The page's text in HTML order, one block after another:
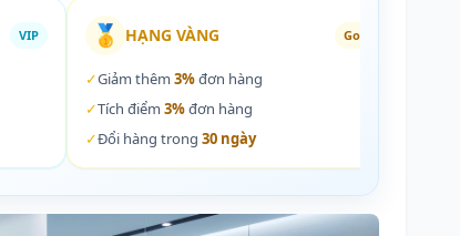
VIP 🥇 HẠNG VÀNG Gold
✓Giảm thêm 3%đơn hàng
✓Tích điểm 3%đơn hàng
✓Đổi hàng trong 30 ngày